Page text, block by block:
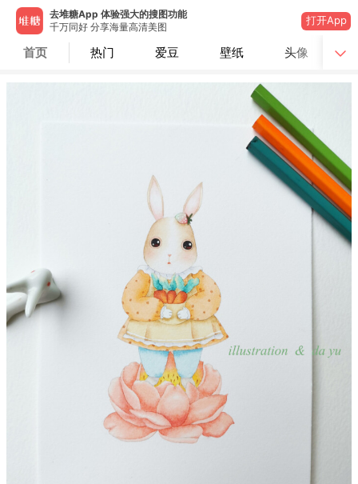
去堆糖App 体验强大的搜图功能
千万同好 分享海量高清美图
打开App
首页 热门 爱豆 壁纸 头像